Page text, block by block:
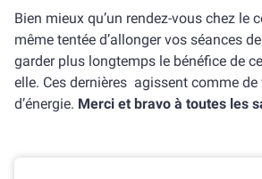
Bien mieux qu’un rendez-vous chez le
même tentée d’allonger vos séances
garder plus longtemps le bénéfice de
elle. Ces dernières agissent comme
d’énergie. Merci et bravo à toutes les